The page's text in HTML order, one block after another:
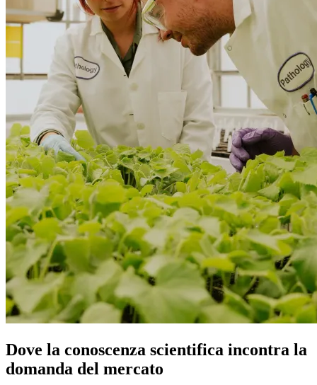
Dove la conoscenza scientifica incontra la
domanda del mercato